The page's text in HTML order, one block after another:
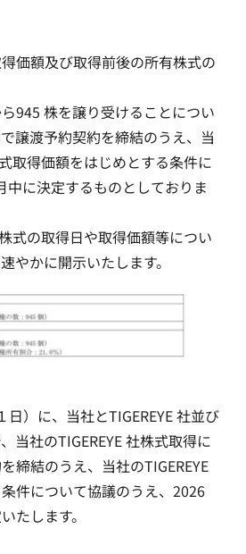
価額及び取得前後の所有株式の
945 株を譲り受けることについ
譲渡予約契約を締結のうえ、当
取得価額をはじめとする条件に
中に決定するものとしておりま
式の取得日や取得価額等につい
やかに開示いたします。
）に、当社とTIGEREYE 社並び
当社のTIGEREYE 社株式取得に
締結のうえ、当社のTIGEREYE
件について協議のうえ、2026
たします。